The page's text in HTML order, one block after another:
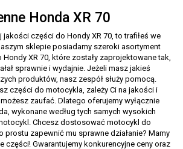
Honda XR 70
części do Hondy XR 70, to trafiłeś we
sklepie posiadamy szeroki asortyment
XR 70, które zostały zaprojektowane tak,
sprawnie i wydajnie. Jeżeli masz jakieś
produktów, nasz zespół służy pomocą.
części do motocykla, zależy Ci na jakości i
zaufać. Dlatego oferujemy wyłącznie
wykonane według tych samych wysokich
Chcesz dostosować motocykl do
prostu zapewnić mu sprawne działanie? Mamy
części! Gwarantujemy konkurencyjne ceny oraz